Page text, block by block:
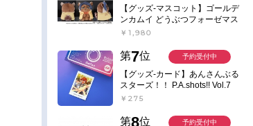
【グッズ-マスコット】ゴールデ
ンカムイ どうぶつフォーゼマス
コット 6.鯉登少尉【再販】
￥1,980
第7位
【グッズ-カード】あんさんぶる
スターズ！！ P.A.shots!! Vol.7
Action
￥275
予約受付中
第8位 予約受付中